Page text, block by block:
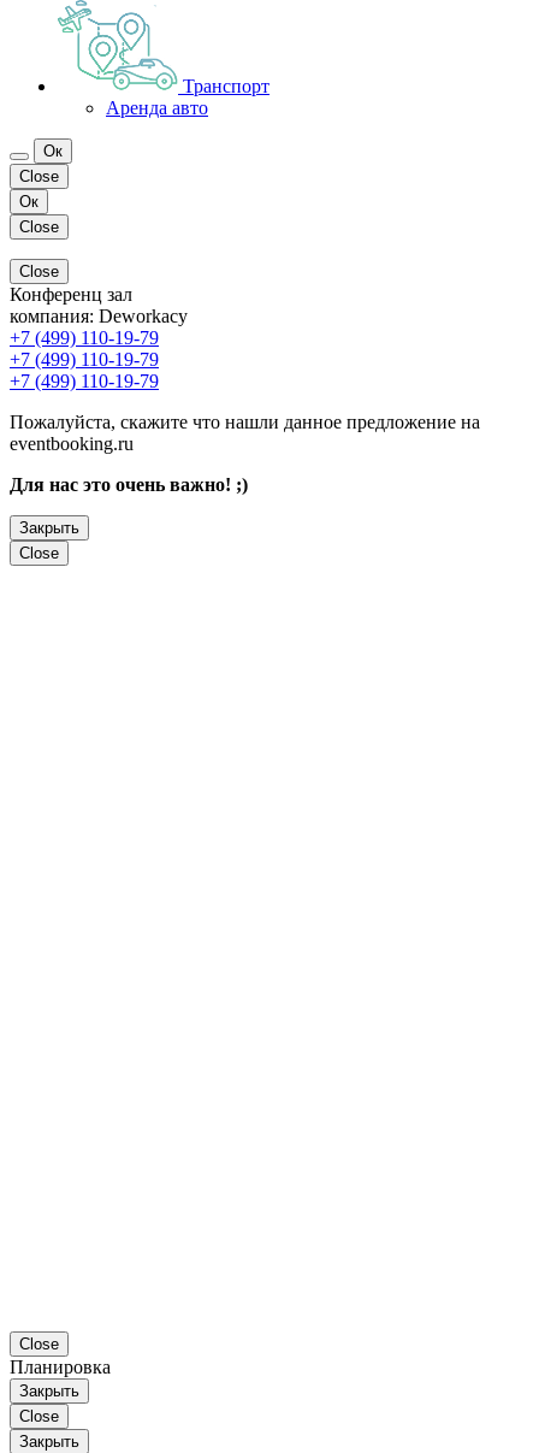
Транспорт
Аренда авто
Ок
Close
Ок
Close
Close
Конференц зал
компания: Deworkacy
+7 (499) 110-19-79
+7 (499) 110-19-79
+7 (499) 110-19-79
Пожалуйста, скажите что нашли данное предложение на
eventbooking.ru
Для нас это очень важно! ;)
Закрыть
Close
Close
Планировка
Закрыть
Close
Закрыть